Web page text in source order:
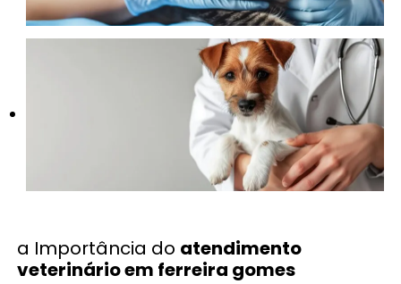
a Importância do atendimento
veterinário em ferreira gomes